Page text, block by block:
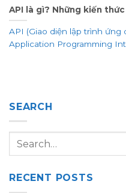
API là gì? Những kiến
API (Giao diện lập trình ứng
Application Programming
SEARCH
RECENT POSTS